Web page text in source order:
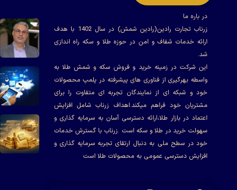
در باره ما
زرناب تجارت رادین(رادین شمش) در سال 1402 با هدف
ارائه خدمات شفاف و امن در حوزه طلا و سکه راه اندازی
شد.
این شرکت در زمینه خرید و فروش سکه و شمش طلا به
واسطه بهرگیری از فناوری های پیشرفته در پلمپ محصولات
خود و شبکه ای از نمایندگان تجربه ای متفاوت را برای
مشتریان خود فراهم میکند.اهداف زرناب شامل افزایش
اعتماد در بازار طلا،ارائه دسترسی آسان به سرمایه گذاری و
سهولت خرید در طلا و سکه است .زرناب با گسترش خدمات
خود در سطح ملی به دنبال ارتقای تجربه سرمایه گذاری و
افزایش دسترسی عمومی به محصولات طلا است